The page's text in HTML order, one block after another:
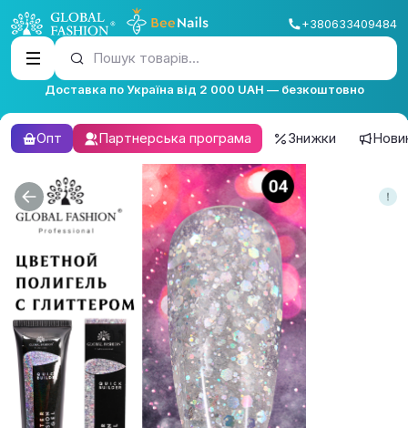
+380633409484
Пошук товарів...
Доставка по Україна від 2 000 UAH — безкоштовно
Опт Партнерська програма Знижки